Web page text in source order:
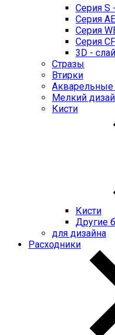
Серия S
Серия
Серия
Серия
3D -
Стразы
Втирки
Акварельные
Мелкий
Кисти
Кисти
Другие
для дизайна
Расходники